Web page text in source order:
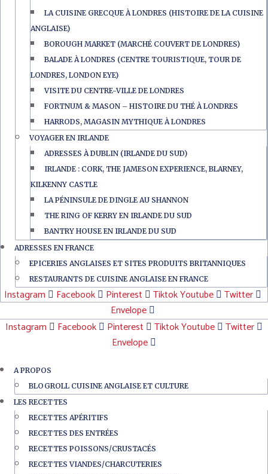
LA CUISINE GRECQUE À LONDRES (HISTOIRE DE LA CUISINE
ANGLAISE)
BOROUGH MARKET (MARCHÉ COUVERT DE LONDRES)
BALADE À LONDRES (CENTRE TOURISTIQUE, TOUR DE
LONDRES, LONDON EYE)
VISITE DU CENTRE-VILLE DE LONDRES
FORTNUM & MASON – HISTOIRE DU THÉ À LONDRES
HARRODS, MAGASIN MYTHIQUE À LONDRES
VOYAGER EN IRLANDE
ADRESSES À DUBLIN (IRLANDE DU SUD)
IRLANDE : CORK, THE JAMESON EXPERIENCE, BLARNEY,
KILKENNY CASTLE
LA PÉNINSULE DE DINGLE AU SHANNON
THE RING OF KERRY EN IRLANDE DU SUD
BANTRY HOUSE EN IRLANDE DU SUD
ADRESSES EN FRANCE
EPICERIES ANGLAISES ET SITES PRODUITS BRITANNIQUES
RESTAURANTS DE CUISINE ANGLAISE EN FRANCE
Instagram Facebook Pinterest TiktokYoutube
Twitter
Envelope
Instagram
Facebook Pinterest TiktokYoutube
Twitter
Envelope
A PROPOS
BLOGROLL CUISINE ANGLAISE ET CULTURE
LES RECETTES
RECETTES APÉRITIFS
RECETTES DES ENTRÉES
RECETTES POISSONS/CRUSTACÉS
RECETTES VIANDES/CHARCUTERIES